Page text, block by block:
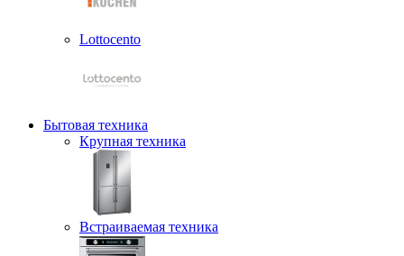
Lottocento
Бытовая техника
Крупная техника
Встраиваемая техника